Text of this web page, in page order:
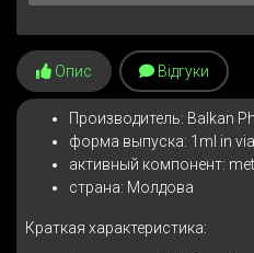
Опис Відгуки
Производитель: Balkan
форма выпуска: 1ml in
активный компонент:
страна: Молдова
Краткая характеристика: